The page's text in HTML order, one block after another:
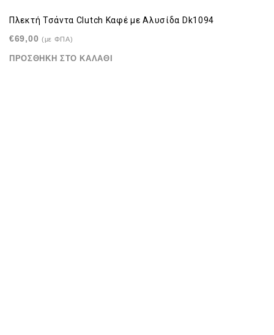
Πλεκτή Τσάντα Clutch Καφέ με Αλυσίδα Dk1094
€69,00 (με ΦΠΑ)
ΠΡΟΣΘΉΚΗ ΣΤΟ ΚΑΛΆΘΙ